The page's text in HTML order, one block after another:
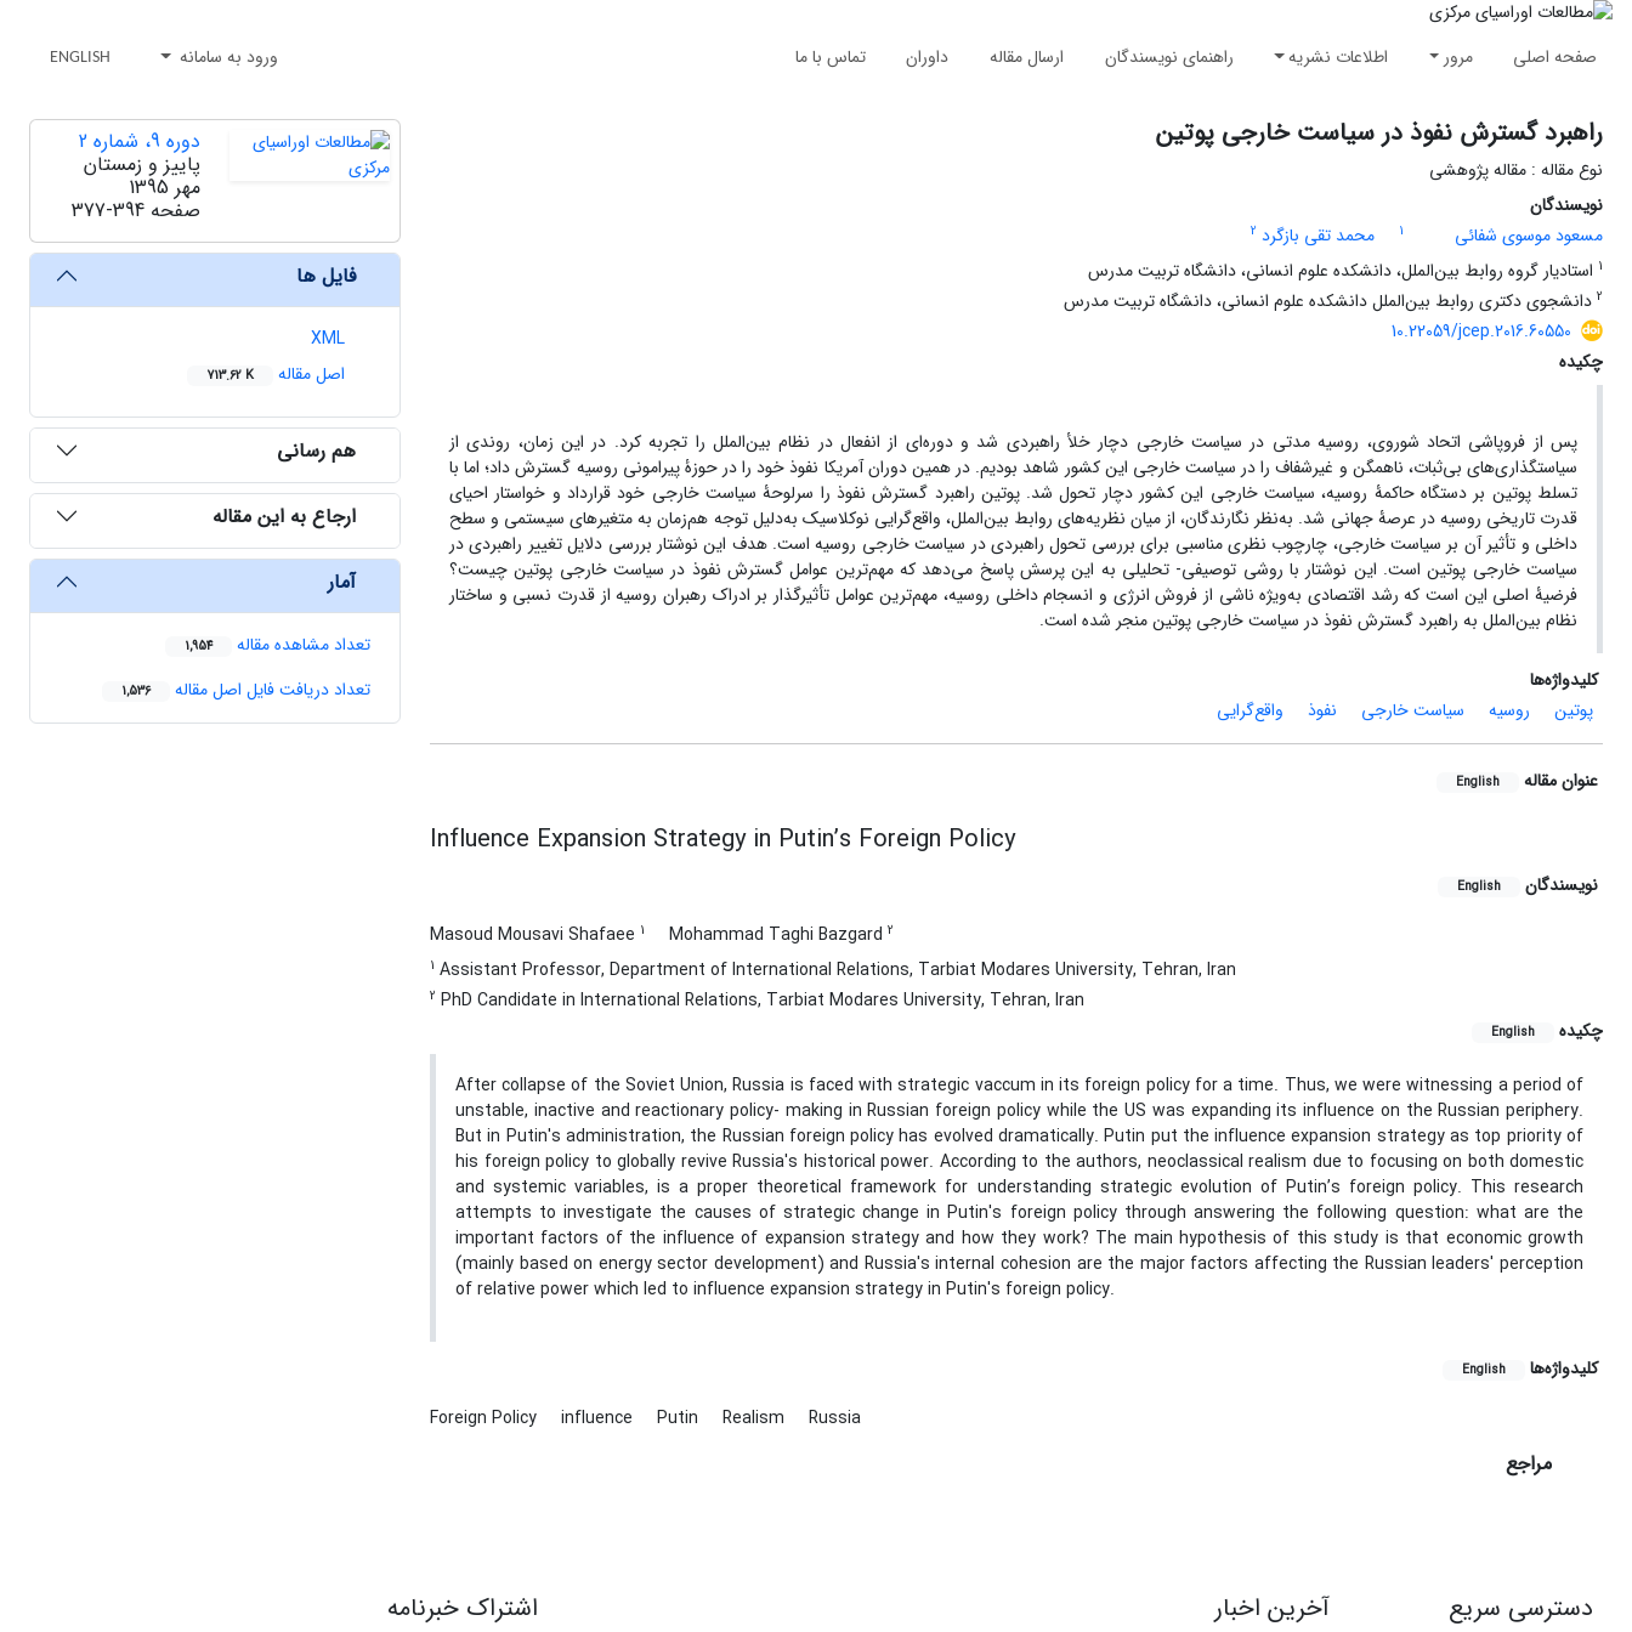
صفحه اصلی مرور اطلاعات نشریه راهنمای نویسندگان ارسال مقاله داوران تماس با ما ورود به سامانه ENGLISH
راهبرد گسترش نفوذ در سیاست خارجی پوتین
نوع مقاله : مقاله پژوهشی
نویسندگان
مسعود موسوی شفائی
1 محمد تقی بازگرد 2
1 استادیار گروه روابط بین‌الملل، دانشکده علوم انسانی، دانشگاه تربیت مدرس
2 دانشجوی دکتری روابط بین‌الملل دانشکده علوم انسانی، دانشگاه تربیت مدرس
10.22059/jcep.2016.60550
چکیده
پس از فروپاشی اتحاد شوروی، روسیه مدتی در سیاست خارجی دچار خلأ راهبردی شد و دوره‌ای از انفعال در نظام بین‌الملل را تجربه کرد. در این زمان، روندی از
سیاستگذاری‌های بی‌ثبات، ناهمگن و غیرشفاف را در سیاست خارجی این کشور شاهد بودیم. در همین دوران آمریکا نفوذ خود را در حوزۀ پیرامونی روسیه گسترش داد؛ اما با
تسلط پوتین بر دستگاه حاکمۀ روسیه، سیاست خارجی این کشور دچار تحول شد. پوتین راهبرد گسترش نفوذ را سرلوحۀ سیاست خارجی خود قرارداد و خواستار احیای
قدرت تاریخی روسیه در عرصۀ جهانی شد. به‌نظر نگارندگان، از میان نظریه‌های روابط بین‌الملل، واقع‌گرایی نوکلاسیک به‌دلیل توجه هم‌زمان به متغیرهای سیستمی و سطح
داخلی و تأثیر آن بر سیاست خارجی، چارچوب نظری مناسبی برای بررسی تحول راهبردی در سیاست خارجی روسیه است. هدف این نوشتار بررسی دلایل تغییر راهبردی در
سیاست خارجی پوتین است. این نوشتار با روشی توصیفی- تحلیلی به این پرسش پاسخ می‌دهد که مهم‌ترین عوامل گسترش نفوذ در سیاست خارجی پوتین چیست؟
فرضیۀ اصلی این است که رشد اقتصادی به‌ویژه ناشی از فروش انرژی و انسجام داخلی روسیه، مهم‌ترین عوامل تأثیرگذار بر ادراک رهبران روسیه از قدرت نسبی و ساختار
نظام بین‌الملل به راهبرد گسترش نفوذ در سیاست خارجی پوتین منجر شده است.
کلیدواژه‌ها
پوتین
روسیه سیاست خارجی نفوذ واقع‌گرایی
عنوان مقاله English
Influence Expansion Strategy in Putin’s Foreign Policy
نویسندگان English
Masoud Mousavi Shafaee 1 Mohammad Taghi Bazgard 2
1 Assistant Professor, Department of International Relations, Tarbiat Modares University, Tehran, Iran
2 PhD Candidate in International Relations, Tarbiat Modares University, Tehran, Iran
چکیده
English
After collapse of the Soviet Union, Russia is faced with strategic vaccum in its foreign policy for a time. Thus, we were witnessing a period of
unstable, inactive and reactionary policy- making in Russian foreign policy while the US was expanding its influence on the Russian periphery.
But in Putin's administration, the Russian foreign policy has evolved dramatically. Putin put the influence expansion strategy as top priority of
his foreign policy to globally revive Russia's historical power. According to the authors, neoclassical realism due to focusing on both domestic
and systemic variables, is a proper theoretical framework for understanding strategic evolution of Putin’s foreign policy. This research
attempts to investigate the causes of strategic change in Putin's foreign policy through answering the following question: what are the
important factors of the influence of expansion strategy and how they work? The main hypothesis of this study is that economic growth
(mainly based on energy sector development) and Russia's internal cohesion are the major factors affecting the Russian leaders' perception
of relative power which led to influence expansion strategy in Putin's foreign policy.
کلیدواژه‌ها English
Foreign Policy influence Putin Realism Russia
مراجع
دوره 9، شماره 2
پاییز و زمستان
مهر 1395
صفحه 377-394
فایل ها
XML
اصل مقاله
713.62 K
هم رسانی
ارجاع به این مقاله
آمار
تعداد مشاهده مقاله 1,954
تعداد دریافت فایل اصل مقاله 1,536
دسترسی سریع آخرین اخبار اشتراک خبرنامه